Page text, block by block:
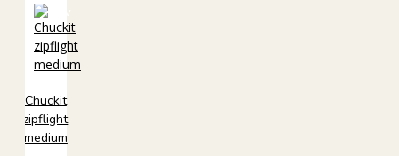
kurv
Chuckit
zipflight
medium